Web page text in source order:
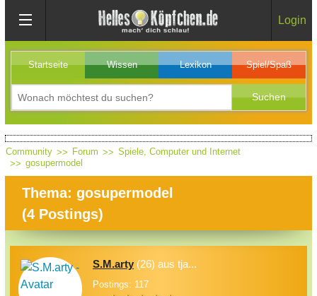
Login
Startseite Wissen Lexikon Spiel/Spaß
Community Forum
Spiele, Computer und Internet
gosupermodel
Thema: gosupermodel
(4 Postings)
S.M.arty (26) aus tja...
Postings: 117